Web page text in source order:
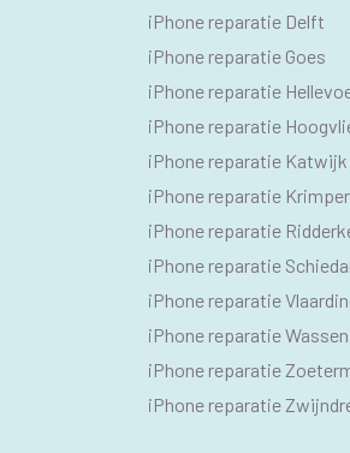
TEKSTEN
iPhone reparatie Delft
iPhone reparatie Goes
iPhone reparatie
iPhone reparatie
iPhone reparatie Katwijk
iPhone reparatie
iPhone reparatie
iPhone reparatie
iPhone reparatie
iPhone reparatie
iPhone reparatie
iPhone reparatie